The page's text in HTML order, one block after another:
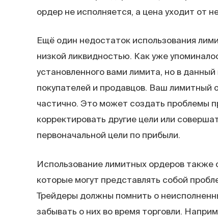
ордер не исполняется, а цена уходит от
Ещё один недостаток использования
низкой ликвидностью. Как уже
установленного вами лимита, но в
покупателей и продавцов. Ваш лимитный
частично. Это может создать проблемы
корректировать другие цели или
первоначальной цели по прибыли.
Использование лимитных ордеров
которые могут представлять собой
Трейдеры должны помнить о
забывать о них во время торговли.